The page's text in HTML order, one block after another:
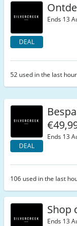
DEAL
Ends 13
52 used in the last hour
DEAL
Ends 13
106 used in the last
Shop
Ends 13